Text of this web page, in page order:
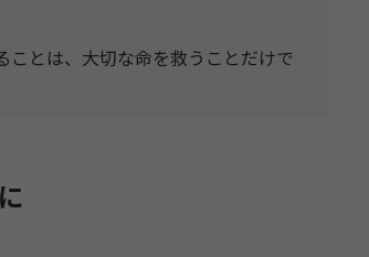
とは、大切な命を救うことだけで